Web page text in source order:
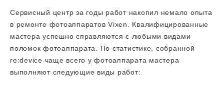
Сервисный центр за годы работ накопил немало опыта
в ремонте фотоаппаратов Vixen. Квалифицированные
мастера успешно справляются с любыми видами
поломок фотоаппарата. По статистике, собранной
re:device чаще всего у фотоаппарата мастера
выполняют следующие виды работ: